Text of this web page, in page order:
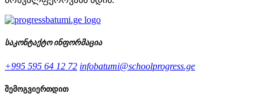
საკონტაქტო ინფორმაცია
+995 595 64 12 72 infobatumi@schoolprogress.ge
შემოგვიერთდით